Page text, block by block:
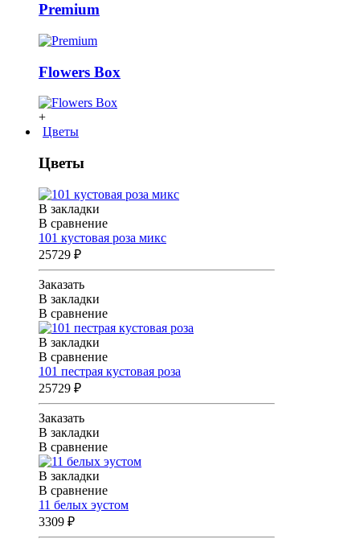
Premium
Flowers Box
+
Цветы
Цветы
В закладки
В сравнение
101 кустовая роза микс
25729 ₽
Заказать
В закладки
В сравнение
В закладки
В сравнение
101 пестрая кустовая роза
25729 ₽
Заказать
В закладки
В сравнение
В закладки
В сравнение
11 белых эустом
3309 ₽